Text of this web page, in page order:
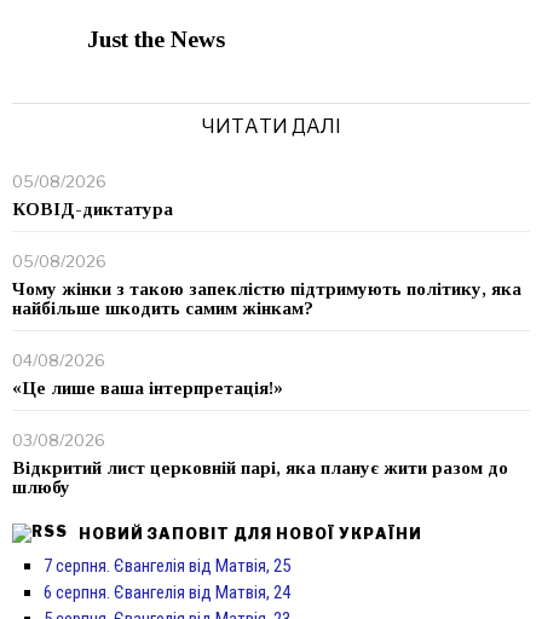
Just the News
ЧИТАТИ ДАЛІ
05/08/2026
КОВІД-диктатура
05/08/2026
Чому жінки з такою запеклістю підтримують політику, яка
найбільше шкодить самим жінкам?
04/08/2026
«Це лише ваша інтерпретація!»
03/08/2026
Відкритий лист церковній парі, яка планує жити разом до
шлюбу
НОВИЙ ЗАПОВІТ ДЛЯ НОВОЇ УКРАЇНИ
7 серпня. Євангелія від Матвія, 25
6 серпня. Євангелія від Матвія, 24